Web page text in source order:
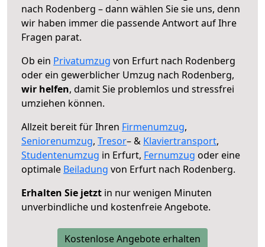
nach Rodenberg – dann wählen Sie sie uns, denn
wir haben immer die passende Antwort auf Ihre
Fragen parat.
Ob ein Privatumzug von Erfurt nach Rodenberg
oder ein gewerblicher Umzug nach Rodenberg,
wir helfen, damit Sie problemlos und stressfrei
umziehen können.
Allzeit bereit für Ihren Firmenumzug,
Seniorenumzug, Tresor– & Klaviertransport,
Studentenumzug in Erfurt, Fernumzug oder eine
optimale Beiladung von Erfurt nach Rodenberg.
Erhalten Sie jetzt in nur wenigen Minuten
unverbindliche und kostenfreie Angebote.
Kostenlose Angebote erhalten